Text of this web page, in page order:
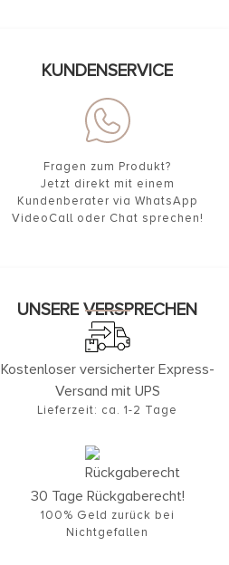
KUNDENSERVICE
Fragen zum Produkt?
Jetzt direkt mit einem
Kundenberater via WhatsApp
VideoCall oder Chat sprechen!
UNSERE VERSPRECHEN
Kostenloser versicherter Express-
Versand mit UPS
Lieferzeit: ca. 1-2 Tage
30 Tage Rückgaberecht!
100% Geld zurück bei
Nichtgefallen